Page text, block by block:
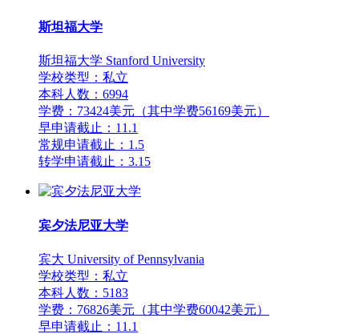
斯坦福大学
斯坦福大学 Stanford University
学校类型：私立
本科人数：6994
学费：73424美元（其中学费56169美元）
早申请截止：11.1
常规申请截止：1.5
转学申请截止：3.15
宾夕法尼亚大学
宾大 University of Pennsylvania
学校类型：私立
本科人数：5183
学费：76826美元（其中学费60042美元）
早申请截止：11.1